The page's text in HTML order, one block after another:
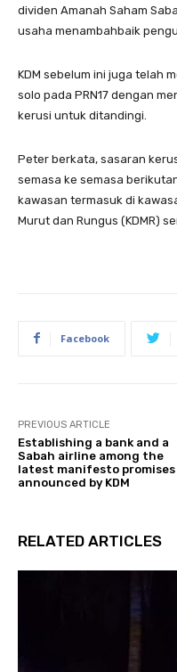
dividen Amanah Saham
usaha menambahbaik
KDM sebelum ini juga telah
solo pada PRN17 dengan
kerusi untuk ditandingi.
Peter berkata, sasaran
semasa ke semasa
kawasan termasuk di
Murut dan Rungus (KDMR)
Facebook
PREVIOUS ARTICLE
Establishing a bank and a
Sabah airline among the
latest manifesto promises
announced by KDM
RELATED ARTICLES